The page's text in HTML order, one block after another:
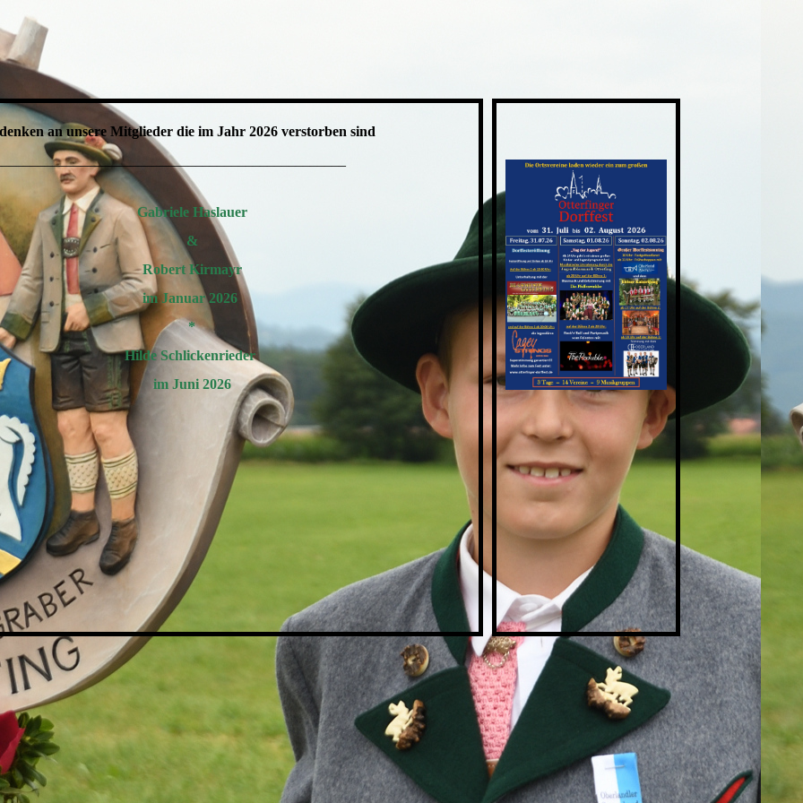
an unsere Mitglieder die im Jahr 2026 verstorben sind
Gabriele Haslauer
&
Robert Kirmayr
im Januar 2026
*
Hilde Schlickenrieder
im Juni 2026